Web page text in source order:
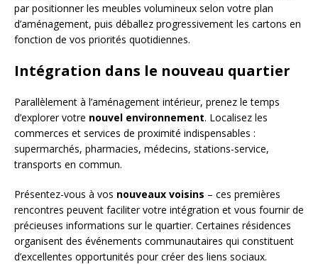
par positionner les meubles volumineux selon votre plan
d’aménagement, puis déballez progressivement les cartons en
fonction de vos priorités quotidiennes.
Intégration dans le nouveau quartier
Parallèlement à l’aménagement intérieur, prenez le temps
d’explorer votre nouvel environnement. Localisez les
commerces et services de proximité indispensables :
supermarchés, pharmacies, médecins, stations-service,
transports en commun.
Présentez-vous à vos nouveaux voisins – ces premières
rencontres peuvent faciliter votre intégration et vous fournir de
précieuses informations sur le quartier. Certaines résidences
organisent des événements communautaires qui constituent
d’excellentes opportunités pour créer des liens sociaux.